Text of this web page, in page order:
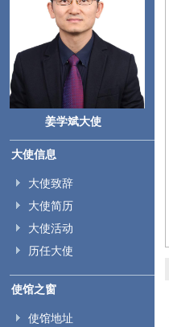
姜学斌大使
大使信息
大使致辞
大使简历
大使活动
历任大使
使馆之窗
使馆地址